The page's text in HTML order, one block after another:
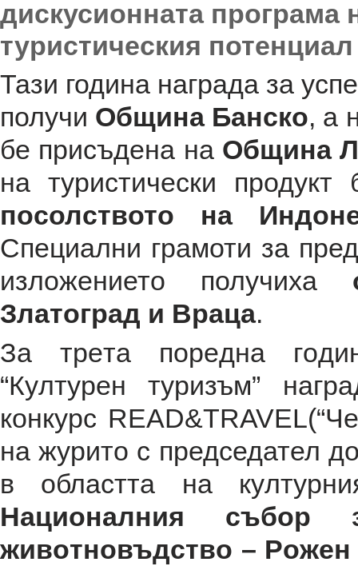
дискусионната
туристическия
Тази година награда за
получи Община Банско, а
бе присъдена на Община
на туристически
посолството на
Специални грамоти за
изложението получиха
Златоград и Враца.
Зa тpeтa пopeднa
“Кyлтypeн тypизъм”
конкурс
на журито с председател
в oблacттa нa
Нaциoнaлния cъбop
живoтнoвъдcтвo – Рoжeн